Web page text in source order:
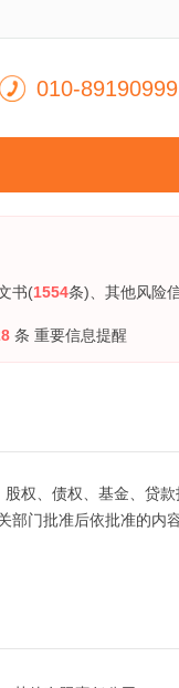
010-89190999
书(1554条) 、其他风险
条 重要信息提醒
权、债权、基金、贷款
部门批准后依批准的内